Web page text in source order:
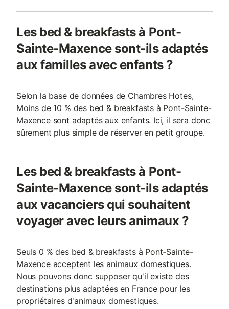
Les bed & breakfasts à Pont-
Sainte-Maxence sont-ils adaptés
aux familles avec enfants ?
Selon la base de données de Chambres Hotes,
Moins de 10 % des bed & breakfasts à Pont-Sainte-
Maxence sont adaptés aux enfants. Ici, il sera donc
sûrement plus simple de réserver en petit groupe.
Les bed & breakfasts à Pont-
Sainte-Maxence sont-ils adaptés
aux vacanciers qui souhaitent
voyager avec leurs animaux ?
Seuls 0 % des bed & breakfasts à Pont-Sainte-
Maxence acceptent les animaux domestiques.
Nous pouvons donc supposer qu'il existe des
destinations plus adaptées en France pour les
propriétaires d'animaux domestiques.